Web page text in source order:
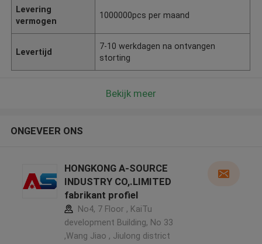
Levering
vermogen
1000000pcs per maand
Levertijd
7-10 werkdagen na ontvangen
storting
Bekijk meer
ONGEVEER ONS
HONGKONG A-SOURCE
INDUSTRY CO,.LIMITED
fabrikant profiel
No4, 7 Floor , KaiTu
development Building, No 33
,Wang Jiao , Jiulong district